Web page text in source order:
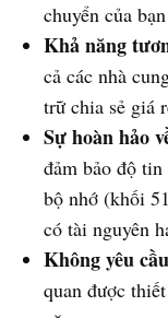
chuyển của
Khả năng
cả các nhà
trữ chia sẻ giá
Sự hoàn hảo
đảm bảo độ
bộ nhớ (khối
có tài nguyên
Không yêu
quan được